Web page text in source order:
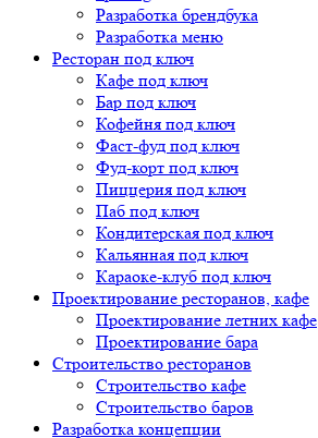
Разработка брендбука
Разработка меню
Ресторан под ключ
Кафе под ключ
Бар под ключ
Кофейня под ключ
Фаст-фуд под ключ
Фуд-корт под ключ
Пиццерия под ключ
Паб под ключ
Кондитерская под ключ
Кальянная под ключ
Караоке-клуб под ключ
Проектирование ресторанов, кафе
Проектирование летних кафе
Проектирование бара
Строительство ресторанов
Строительство кафе
Строительство баров
Разработка концепции